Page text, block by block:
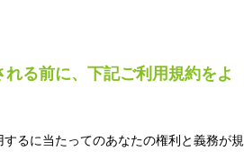
れる前に、下記ご利用規約をよ
るに当たってのあなたの権利と義務が規